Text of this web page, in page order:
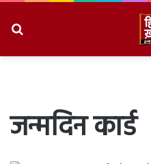
जन्मदिन कार्ड